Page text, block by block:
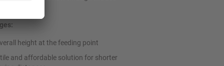
height at the feeding point
and affordable solution for shorter